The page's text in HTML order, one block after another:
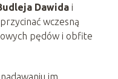
Dawidai
wczesną
pędów i obfite
im